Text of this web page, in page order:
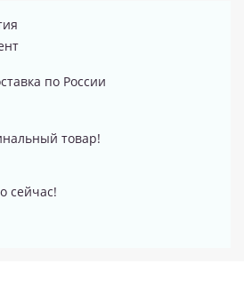
по России
товар!
сейчас!